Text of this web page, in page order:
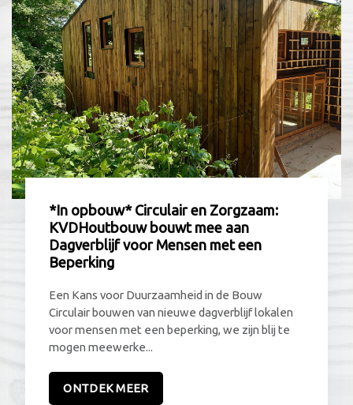
*In opbouw* Circulair en Zorgzaam:
KVDHoutbouw bouwt mee aan
Dagverblijf voor Mensen met een
Beperking
Een Kans voor Duurzaamheid in de Bouw
Circulair bouwen van nieuwe dagverblijf lokalen
voor mensen met een beperking, we zijn blij te
mogen meewerke...
ONTDEK MEER